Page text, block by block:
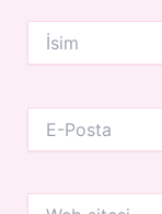
İsim
Posta